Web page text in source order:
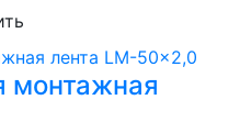
монтажная